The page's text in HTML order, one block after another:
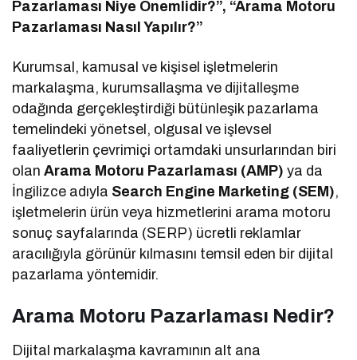
Pazarlaması Niye Önemlidir?”, “Arama Motoru
Pazarlaması Nasıl Yapılır?”
Kurumsal, kamusal ve kişisel işletmelerin
markalaşma, kurumsallaşma ve dijitalleşme
odağında gerçekleştirdiği bütünleşik pazarlama
temelindeki yönetsel, olgusal ve işlevsel
faaliyetlerin çevrimiçi ortamdaki unsurlarından biri
olanArama Motoru Pazarlaması (AMP) ya da
İngilizce adıyla Search Engine Marketing (SEM),
işletmelerin ürün veya hizmetlerini arama motoru
sonuç sayfalarında (SERP) ücretli reklamlar
aracılığıyla görünür kılmasını temsil eden bir dijital
pazarlama yöntemidir.
Arama Motoru Pazarlaması Nedir?
Dijital markalaşma kavramının alt ana